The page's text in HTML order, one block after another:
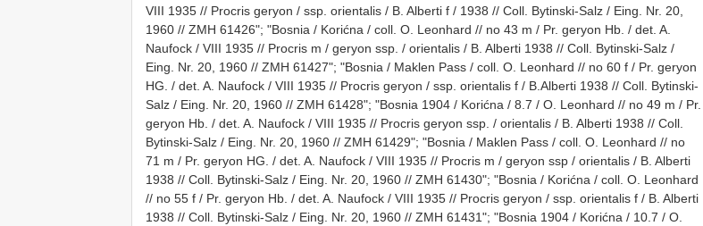
VIII 1935 // Procris geryon / ssp. orientalis / B. Alberti f / 1938 // Coll. Bytinski-Salz / Eing. Nr. 20,
1960 // ZMH 61426"; "Bosnia / Korićna / coll. O. Leonhard // no 43 m / Pr. geryon Hb. / det. A.
Naufock / VIII 1935 // Procris m / geryon ssp. / orientalis / B. Alberti 1938 // Coll. Bytinski-Salz /
Eing. Nr. 20, 1960 // ZMH 61427"; "Bosnia / Maklen Pass / coll. O. Leonhard // no 60 f / Pr. geryon
HG. / det. A. Naufock / VIII 1935 // Procris geryon / ssp. orientalis f / B.Alberti 1938 // Coll. Bytinski-
Salz / Eing. Nr. 20, 1960 // ZMH 61428"; "Bosnia 1904 / Korićna / 8.7 / O. Leonhard // no 49 m / Pr.
geryon Hb. / det. A. Naufock / VIII 1935 // Procris geryon ssp. / orientalis / B. Alberti 1938 // Coll.
Bytinski-Salz / Eing. Nr. 20, 1960 // ZMH 61429"; "Bosnia / Maklen Pass / coll. O. Leonhard // no
71 m / Pr. geryon HG. / det. A. Naufock / VIII 1935 // Procris m / geryon ssp / orientalis / B. Alberti
1938 // Coll. Bytinski-Salz / Eing. Nr. 20, 1960 // ZMH 61430"; "Bosnia / Korićna / coll. O. Leonhard
// no 55 f / Pr. geryon Hb. / det. A. Naufock / VIII 1935 // Procris geryon / ssp. orientalis f / B. Alberti
1938 // Coll. Bytinski-Salz / Eing. Nr. 20, 1960 // ZMH 61431"; "Bosnia 1904 / Korićna / 10.7 / O.